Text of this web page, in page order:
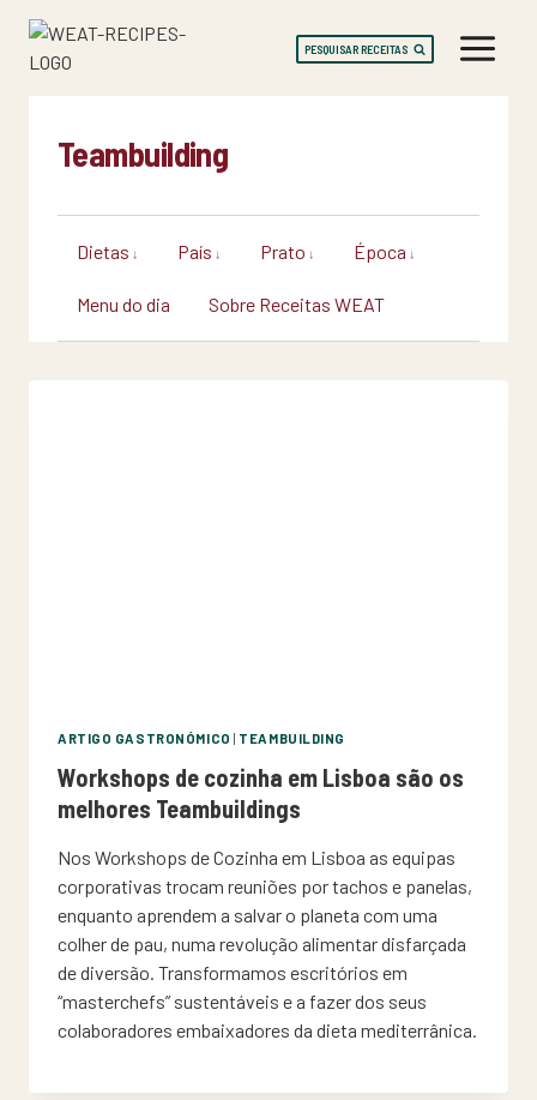
content
PESQUISAR RECEITAS
Teambuilding
Dietas País Prato Época
Menu do dia Sobre Receitas WEAT
ARTIGO GASTRONÓMICO | TEAMBUILDING
Workshops de cozinha em Lisboa são os
melhores Teambuildings
Nos Workshops de Cozinha em Lisboa as equipas
corporativas trocam reuniões por tachos e panelas,
enquanto aprendem a salvar o planeta com uma
colher de pau, numa revolução alimentar disfarçada
de diversão. Transformamos escritórios em
“masterchefs” sustentáveis e a fazer dos seus
colaboradores embaixadores da dieta mediterrânica.